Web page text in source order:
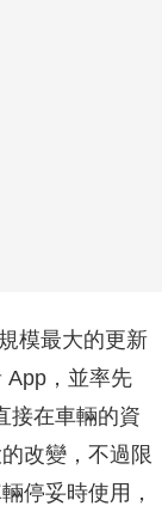
模最大的更新
App，並率先
接在車輛的資
改變，不過限
停妥時使用，